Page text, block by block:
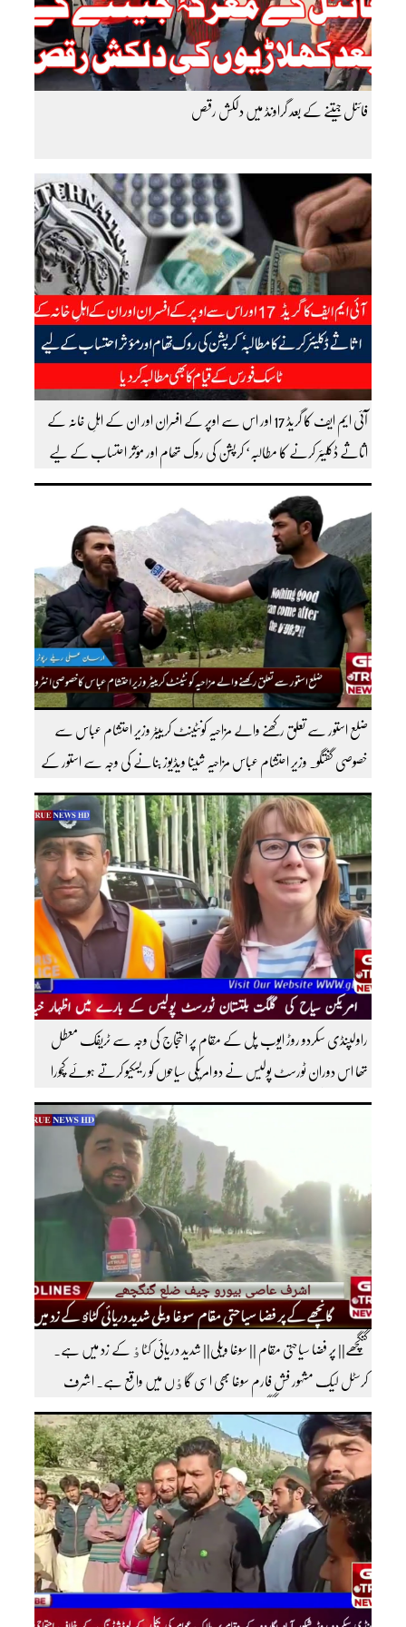
فائنل جیتنے کے بعد گراونڈ میں دلکش رقص
آئی ایم ایف کا گریڈ 17 اور اس سے اوپر کے افسران اور ان کے اہلِ خانہ کے
اثاثے ڈکلیئر کرنے کا مطالبہ‘ کرپشن کی روک تھام اور مؤثر احتساب کے لیے
ٹاسک فورس کے قیام کا بھی مطالبہ کردیا
ضلع استور سے تعلق رکھنے والے مزاحیہ کونٹینٹ کرییٹر وزیر احتشام عباس سے
خصوصی گفتگو۔ وزیر احتشام عباس مزاحیہ شینا ویڈیوز بنانے کی وجہ سے استور کے
اندر کافی مشہور ہیں مزید اچھی اچھی ویڈیوز دیکھنے کے لئے ہمارے یوٹیوب چینل کو
سبسکرائب کریں
راولپنڈی سکردو روڑ ایوب پل کے مقام پر احتجاج کی وجہ سے ٹریفک معطل
تھا اس دوران ٹورسٹ پولیس نے دو امریکی سیاحوں کو ریسکیو کرتے ہوئے کچورا
پہنچایا تھا امریکی سیاحوں کی گلگت بلتستان ٹورسٹ پولیس کے بارے اظہار
خیال کرتے ہوئے مزید اچھی اچھی ویڈیوز دیکھنے کے لئے ہمارے یوٹیوب چینل کو
گنگچھے|| پر فضا سیاحتی مقام || سوغا ویلی|| شدید دریائی کٹاٶ کے زد میں ہے۔
کرسٹل لیک مشہور فش فارم سوغا بھی اسی گاٶں میں واقع ہے۔ اشرف
عاصی بیورو چیف ضلع گنگچھے مزید اپڈیٹس دیکھنے کے لئے ہمارے یوٹیوب چینل کو
سبسکرائب کریں